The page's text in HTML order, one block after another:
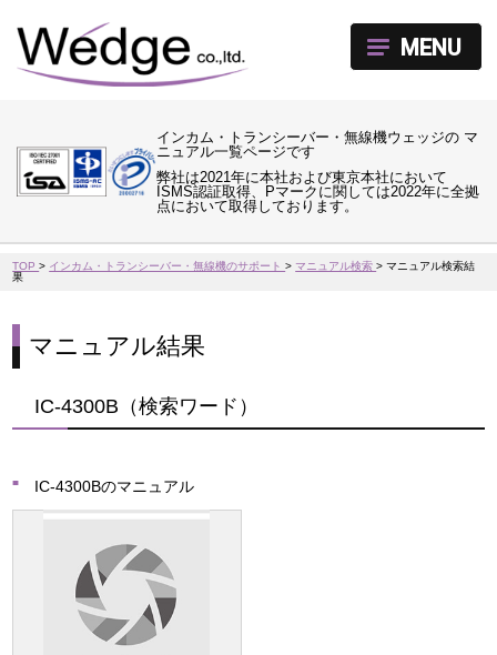
インカム・トランシーバー・無線機ウェッジの マ
ニュアル一覧ページです
弊社は2021年に本社および東京本社において
ISMS認証取得、Pマークに関しては2022年に全拠
点において取得しております。
MENU
TOP> インカム・トランシーバー・無線機のサポート>マニュアル検索>マニュアル検索結
果
マニュアル結果
IC-4300B（検索ワード）
IC-4300Bのマニュアル